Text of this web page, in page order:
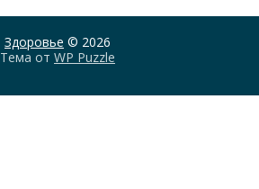
Здоровье © 2026
Тема от WP Puzzle